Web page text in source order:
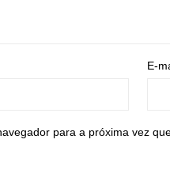
E-
para a próxima vez